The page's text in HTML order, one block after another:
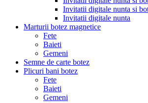
Invitatii digitale nunta si
Invitatii digitale nunta
Marturii botez magnetice
Fete
Baieti
Gemeni
Semne de carte botez
Plicuri bani botez
Fete
Baieti
Gemeni